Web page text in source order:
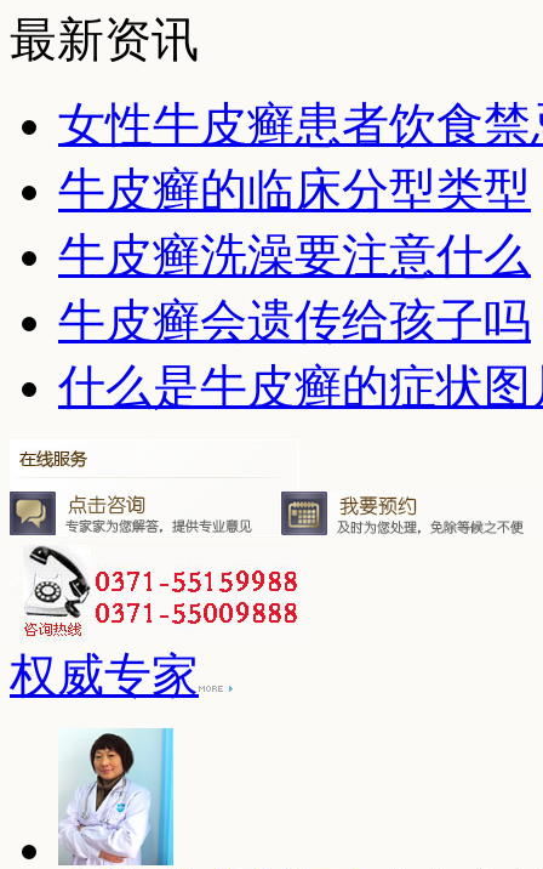
最新资讯
女性牛皮癣患者饮食禁
牛皮癣的临床分型类型
牛皮癣洗澡要注意什么
牛皮癣会遗传给孩子吗
什么是牛皮癣的症状图
权威专家